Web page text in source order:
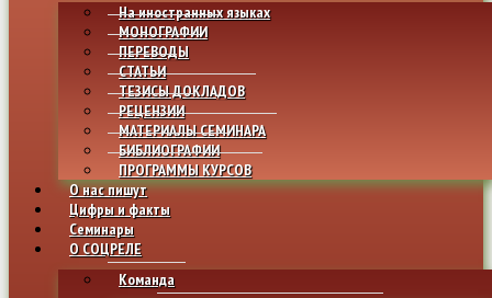
На иностранных языках
МОНОГРАФИИ
ПЕРЕВОДЫ
СТАТЬИ
ТЕЗИСЫ ДОКЛАДОВ
РЕЦЕНЗИИ
МАТЕРИАЛЫ СЕМИНАРА
БИБЛИОГРАФИИ
ПРОГРАММЫ КУРСОВ
О нас пишут
Цифры и факты
Семинары
О СОЦРЕЛЕ
Команда